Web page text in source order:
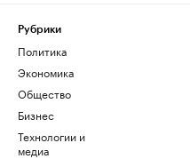
Рубрики
Политика
Экономика
Общество
Бизнес
Технологии и
медиа